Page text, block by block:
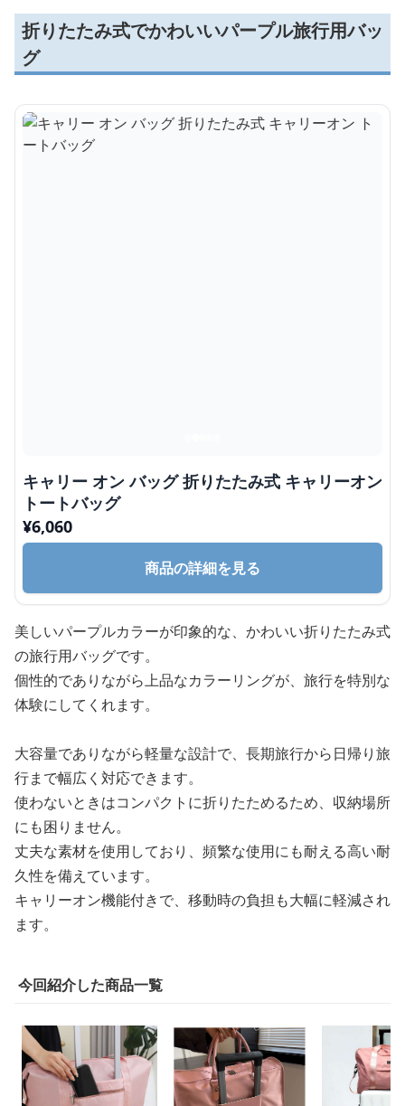
折りたたみ式でかわいいパープル旅行用バッ
グ
キャリー オン バッグ 折りたたみ式 キャリーオン
トートバッグ
¥6,060
商品の詳細を見る
美しいパープルカラーが印象的な、かわいい折りたたみ式
の旅行用バッグです。
個性的でありながら上品なカラーリングが、旅行を特別な
体験にしてくれます。
大容量でありながら軽量な設計で、長期旅行から日帰り旅
行まで幅広く対応できます。
使わないときはコンパクトに折りたためるため、収納場所
にも困りません。
丈夫な素材を使用しており、頻繁な使用にも耐える高い耐
久性を備えています。
キャリーオン機能付きで、移動時の負担も大幅に軽減され
ます。
今回紹介した商品一覧